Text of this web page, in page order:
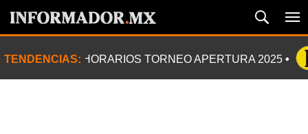
TENDENCIAS: HORARIOS TORNEO APERTURA 2025